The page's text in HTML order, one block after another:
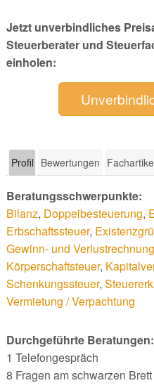
Jetzt unverbindliches
Steuerberater und
einholen:
Profil Bewertungen
Beratungsschwerpunkte:
Bilanz, Doppelbesteuerung,
Erbschaftssteuer,
Gewinn- und Verlustrechnung
Körperschaftsteuer,
Schenkungssteuer,
Vermietung / Verpachtung
Durchgeführte Beratungen:
1 Telefongespräch
8 Fragen am schwarzen Brett